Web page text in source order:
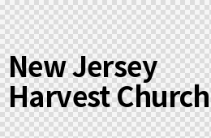
New Jersey
Harvest Church